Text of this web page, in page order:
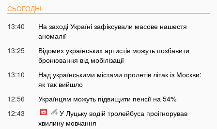
СЬОГОДНІ
13:40
На заході Україні зафіксували масове нашестя
аномалії
13:25
Відомих українських артистів можуть позбавити
бронювання від мобілізації
13:10
Над українськими містами пролетів літак із Москви:
як так вийшло
12:56
Українцям можуть підвищити пенсії на 54%
12:43
У Луцьку водій тролейбуса проігнорував
хвилину мовчання